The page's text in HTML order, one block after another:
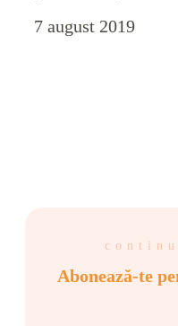
7 august 2019
Abonează-te